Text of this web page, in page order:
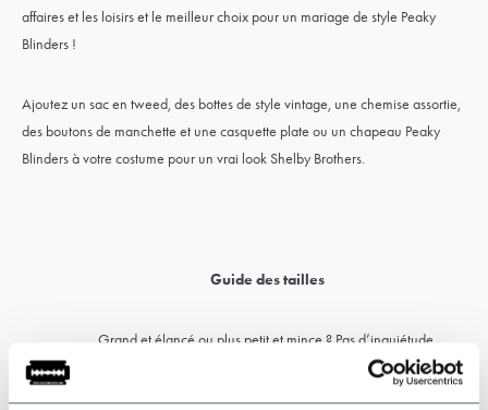
affaires et les loisirs et le meilleur choix pour un mariage de style Peaky
Blinders !
Ajoutez un sac en tweed, des bottes de style vintage, une chemise assortie,
des boutons de manchette et une casquette plate ou un chapeau Peaky
Blinders à votre costume pour un vrai look Shelby Brothers.
Guide des tailles
Grand et élancé ou plus petit et mince ? Pas d’inquiétude.
conçu pour votre